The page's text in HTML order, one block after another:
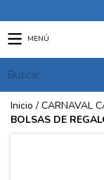
MENÚ
Inicio / CARNAVAL
BOLSAS DE